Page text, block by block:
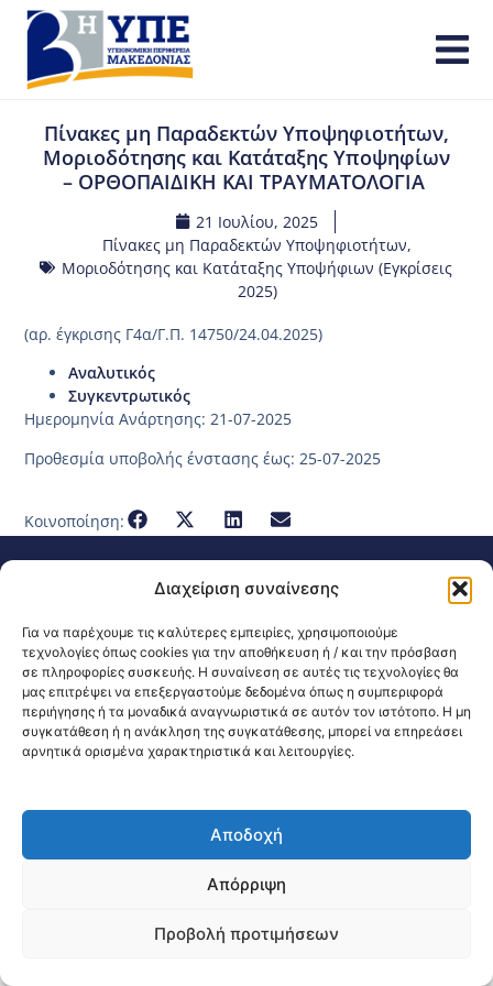
Διαχείριση συναίνεσης
Για να παρέχουμε τις καλύτερες εμπειρίες, χρησιμοποιούμε
τεχνολογίες όπως cookies για την αποθήκευση ή / και την πρόσβαση
σε πληροφορίες συσκευής. Η συναίνεση σε αυτές τις τεχνολογίες θα
μας επιτρέψει να επεξεργαστούμε δεδομένα όπως η συμπεριφορά
περιήγησης ή τα μοναδικά αναγνωριστικά σε αυτόν τον ιστότοπο. Η μη
συγκατάθεση ή η ανάκληση της συγκατάθεσης, μπορεί να επηρεάσει
αρνητικά ορισμένα χαρακτηριστικά και λειτουργίες.
Αποδοχή
Απόρριψη
Προβολή προτιμήσεων
Πίνακες μη Παραδεκτών Υποψηφιοτήτων,
Μοριοδότησης και Κατάταξης Υποψηφίων
– ΟΡΘΟΠΑΙΔΙΚΗ ΚΑΙ ΤΡΑΥΜΑΤΟΛΟΓΙΑ
21 Ιουλίου, 2025
Πίνακες μη Παραδεκτών Υποψηφιοτήτων,
Μοριοδότησης και Κατάταξης Υποψήφιων (Εγκρίσεις
2025)
(αρ. έγκρισης Γ4α/Γ.Π. 14750/24.04.2025)
Αναλυτικός
Συγκεντρωτικός
Ημερομηνία Ανάρτησης: 21-07-2025
Προθεσμία υποβολής ένστασης έως: 25-07-2025
Κοινοποίηση:
Πολιτική Προστασίας Δεδομένων
email: 3ype@3ype.gr
Page Visits:
00109 Website Visits: 1591411